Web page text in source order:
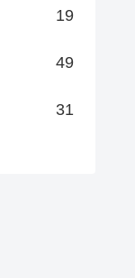
19
49
31